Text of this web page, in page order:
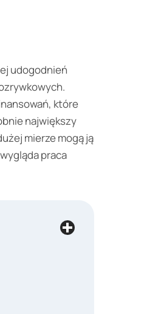
udogodnień
które
największy
mierze mogą ją
praca